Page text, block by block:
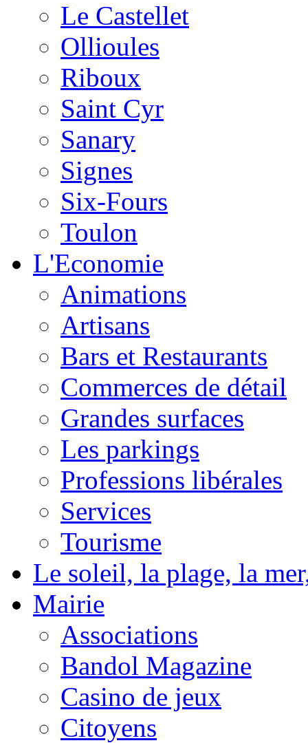
Le Castellet
Ollioules
Riboux
Saint Cyr
Sanary
Signes
Six-Fours
Toulon
L'Economie
Animations
Artisans
Bars et Restaurants
Commerces de détail
Grandes surfaces
Les parkings
Professions libérales
Services
Tourisme
Le soleil, la plage, la
Mairie
Associations
Bandol Magazine
Casino de jeux
Citoyens